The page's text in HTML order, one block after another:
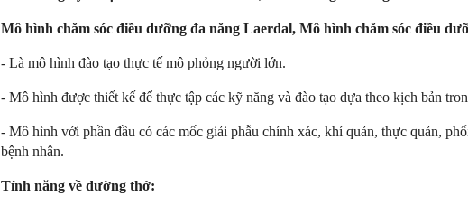
Mô hình chăm sóc điều dưỡng đa năng Laerdal, Mô hình chăm sóc điều
- Là mô hình đào tạo thực tế mô phỏng người lớn.
- Mô hình được thiết kế để thực tập các kỹ năng và đào tạo dựa theo kịch bản
- Mô hình với phần đầu có các mốc giải phẫu chính xác, khí quản, thực quản,
bệnh nhân.
Tính năng về đường thở: